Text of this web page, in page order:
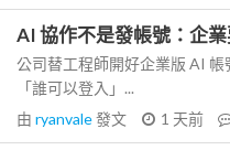
AI 協作不是發帳號：企
公司替工程師開好企業版 AI
「誰可以登入」...
由 ryanvale發文 1 天前